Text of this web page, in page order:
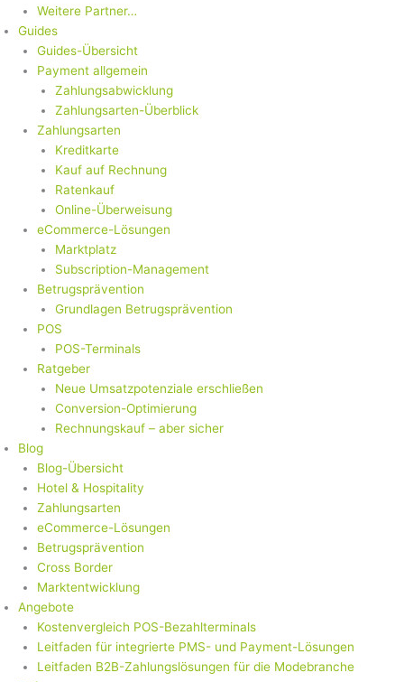
Weitere Partner…
Guides
Guides-Übersicht
Payment allgemein
Zahlungsabwicklung
Zahlungsarten-Überblick
Zahlungsarten
Kreditkarte
Kauf auf Rechnung
Ratenkauf
Online-Überweisung
eCommerce-Lösungen
Marktplatz
Subscription-Management
Betrugsprävention
Grundlagen Betrugsprävention
POS
POS-Terminals
Ratgeber
Neue Umsatzpotenziale erschließen
Conversion-Optimierung
Rechnungskauf – aber sicher
Blog
Blog-Übersicht
Hotel & Hospitality
Zahlungsarten
eCommerce-Lösungen
Betrugsprävention
Cross Border
Marktentwicklung
Angebote
Kostenvergleich POS-Bezahlterminals
Leitfaden für integrierte PMS- und Payment-Lösungen
Leitfaden B2B-Zahlungslösungen für die Modebranche